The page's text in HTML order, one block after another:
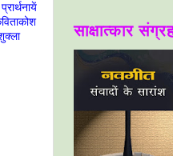
साक्षात्कार